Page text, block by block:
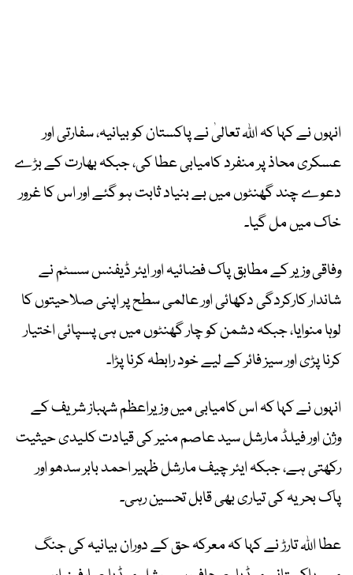
انہوں نے کہا کہ اللہ تعالیٰ نے پاکستان کو بیانیہ، سفارتی اور
عسکری محاذ پر منفرد کامیابی عطا کی، جبکہ بھارت کے بڑے
دعوے چند گھنٹوں میں بے بنیاد ثابت ہو گئے اور اس کا غرور
خاک میں مل گیا۔
وفاقی وزیر کے مطابق پاک فضائیہ اور ایئر ڈیفنس سسٹم نے
شاندار کارکردگی دکھائی اور عالمی سطح پر اپنی صلاحیتوں کا
لوہا منوایا، جبکہ دشمن کو چار گھنٹوں میں ہی پسپائی اختیار
کرنا پڑی اور سیز فائر کے لیے خود رابطہ کرنا پڑا۔
انہوں نے کہا کہ اس کامیابی میں وزیراعظم شہباز شریف کے
وژن اور فیلڈ مارشل سید عاصم منیر کی قیادت کلیدی حیثیت
رکھتی ہے، جبکہ ایئر چیف مارشل ظہیر احمد بابر سدھو اور
پاک بحریہ کی تیاری بھی قابل تحسین رہی۔
عطا اللہ تارڑ نے کہا کہ معرکہ حق کے دوران بیانیہ کی جنگ